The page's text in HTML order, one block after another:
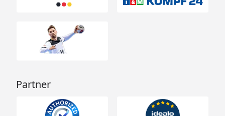
Partner